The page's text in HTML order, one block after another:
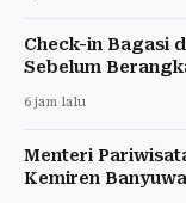
Check-in Bagasi
Sebelum
6 jam lalu
Menteri
Kemiren